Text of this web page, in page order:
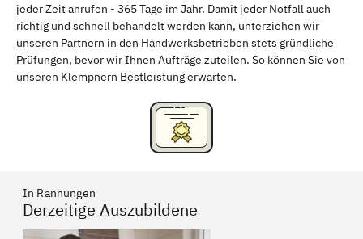
Freising Rudelsdorf, Mittelfranken
jeder Zeit anrufen - 365 Tage im Jahr. Damit jeder Notfall auch
richtig und schnell behandelt werden kann, unterziehen wir
unseren Partnern in den Handwerksbetrieben stets gründliche
Prüfungen, bevor wir Ihnen Aufträge zuteilen. So können Sie von
unseren Klempnern Bestleistung erwarten.
In Rannungen
Derzeitige Auszubildene